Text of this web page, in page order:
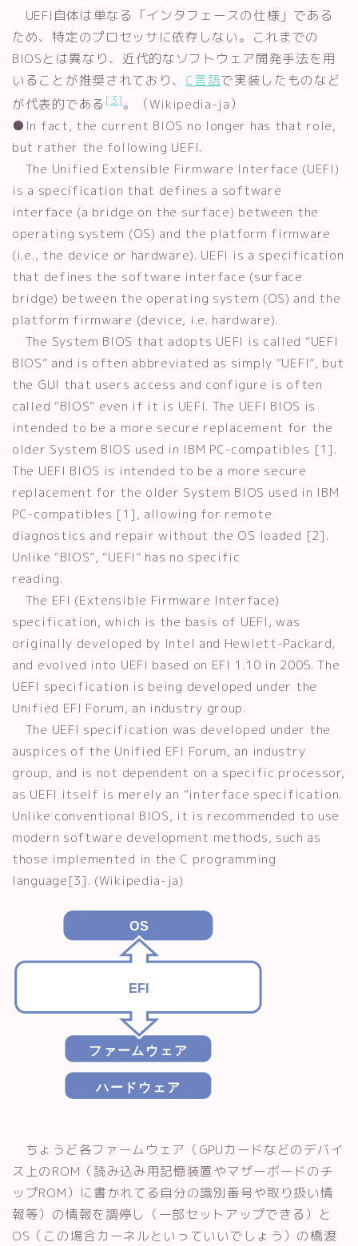
UEFI自体は単なる「インタフェースの仕様」である
ため、特定のプロセッサに依存しない。これまでの
BIOSとは異なり、近代的なソフトウェア開発手法を用
いることが推奨されており、 C言語で実装したものなど
が代表的である [3]。（Wikipedia-ja）
●In fact, the current BIOS no longer has that role,
but rather the following UEFI.
The Unified Extensible Firmware Interface (UEFI)
is a specification that defines a software
interface (a bridge on the surface) between the
operating system (OS) and the platform firmware
(i.e., the device or hardware). UEFI is a specification
that defines the software interface (surface
bridge) between the operating system (OS) and the
platform firmware (device, i.e. hardware).
The System BIOS that adopts UEFI is called “UEFI
BIOS” and is often abbreviated as simply “UEFI”, but
the GUI that users access and configure is often
called “BIOS” even if it is UEFI. The UEFI BIOS is
intended to be a more secure replacement for the
older System BIOS used in IBM PC-compatibles [1].
The UEFI BIOS is intended to be a more secure
replacement for the older System BIOS used in IBM
PC-compatibles [1], allowing for remote
diagnostics and repair without the OS loaded [2].
Unlike “BIOS”, “UEFI” has no specific
reading.
The EFI (Extensible Firmware Interface)
specification, which is the basis of UEFI, was
originally developed by Intel and Hewlett-Packard,
and evolved into UEFI based on EFI 1.10 in 2005. The
UEFI specification is being developed under the
Unified EFI Forum, an industry group.
The UEFI specification was developed under the
auspices of the Unified EFI Forum, an industry
group, and is not dependent on a specific processor,
as UEFI itself is merely an “interface specification.
Unlike conventional BIOS, it is recommended to use
modern software development methods, such as
those implemented in the C programming
language[3]. (Wikipedia-ja)
ちょうど各ファームウェア（GPUカードなどのデバイ
ス上のROM（読み込み用記憶装置やマザーボードのチ
ップROM）に書かれてる自分の識別番号や取り扱い情
報等）の情報を調停し（一部セットアップできる）と
OS（この場合カーネルといっていいでしょう）の橋渡